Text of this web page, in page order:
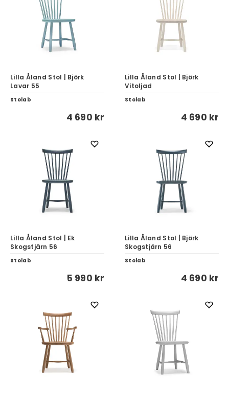
Lilla Åland Stol | Björk
Lavar 55
Stolab
4 690 kr
Lilla Åland Stol | Björk
Vitoljad
Stolab
4 690 kr
Lilla Åland Stol | Ek
Skogstjärn 56
Stolab
5 990 kr
Lilla Åland Stol | Björk
Skogstjärn 56
Stolab
4 690 kr